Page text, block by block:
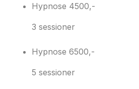
Hypnose 4500,-
3 sessioner
Hypnose 6500,-
5 sessioner